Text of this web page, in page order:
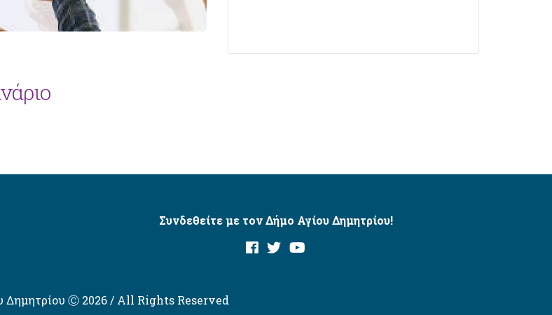
Συνδεθείτε με τον Δήμο Αγίου Δημητρίου!
Δημητρίου Ⓒ 2026 / All Rights Reserved